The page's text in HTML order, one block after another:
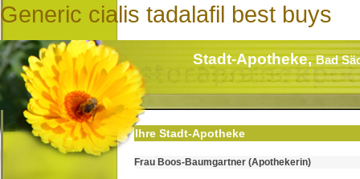
Generic cialis tadalafil best buys
Stadt-Apotheke,Bad
Ihre Stadt-Apotheke
Frau Boos-Baumgartner (Apothekerin)